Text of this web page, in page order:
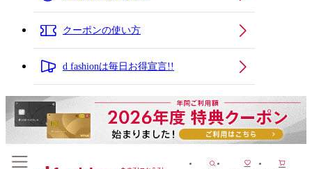
クーポンの使い方
d fashionは毎日お得宣言!!